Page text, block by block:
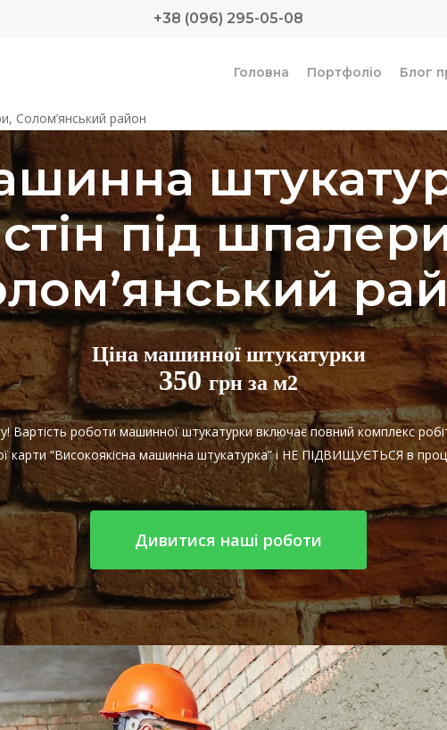
+38 (096) 295-05-08
Головна Портфоліо Блог
Солом’янський район
стін під
Ціна машинної штукатурки
350грн за м2
Вартість роботи машинної штукатурки включає повний комплекс
карти “Високоякісна машинна штукатурка” і НЕ ПІДВИЩУЄТЬСЯ в
Дивитися наші роботи
Play Video